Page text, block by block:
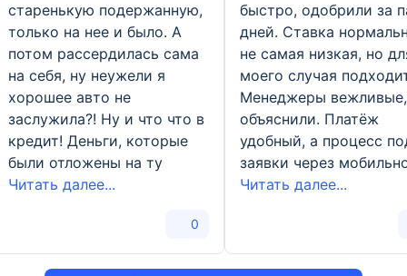
старенькую подержанную,
только на нее и было. А
потом рассердилась сама
на себя, ну неужели я
хорошее авто не
заслужила?! Ну и что что в
кредит! Деньги, которые
были отложены на ту
Читать далее...
0
быстро, одобрили за
дней. Ставка
не самая низкая, но
моего случая
Менеджеры
объяснили. Платёж
удобный, а процесс
заявки через
Читать далее...